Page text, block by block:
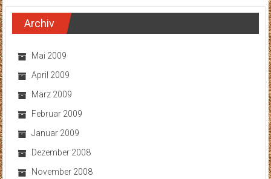
Archiv
Mai 2009
April 2009
März 2009
Februar 2009
Januar 2009
Dezember 2008
November 2008